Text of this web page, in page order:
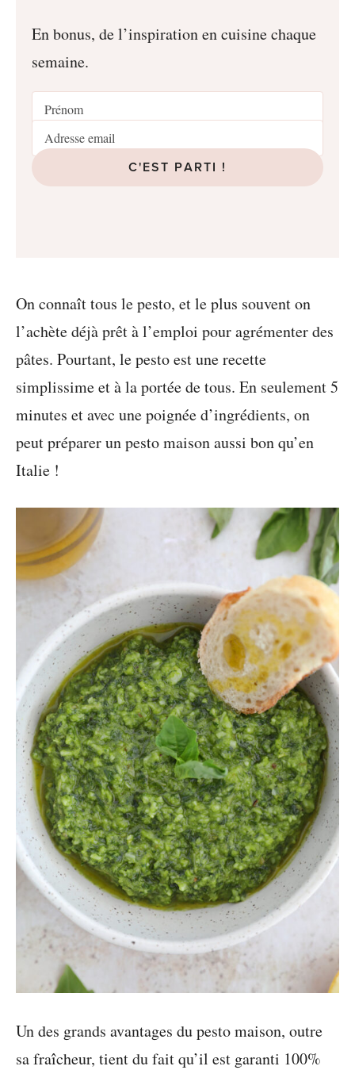
En bonus, de l’inspiration en cuisine chaque
semaine.
C'EST PARTI !
On connaît tous le pesto, et le plus souvent on
l’achète déjà prêt à l’emploi pour agrémenter des
pâtes. Pourtant, le pesto est une recette
simplissime et à la portée de tous. En seulement 5
minutes et avec une poignée d’ingrédients, on
peut préparer un pesto maison aussi bon qu’en
Italie !
Un des grands avantages du pesto maison, outre
sa fraîcheur, tient du fait qu’il est garanti 100%